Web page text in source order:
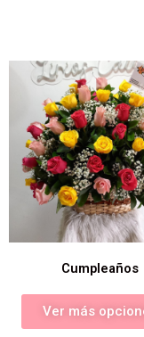
Cumpleaños
Ver más